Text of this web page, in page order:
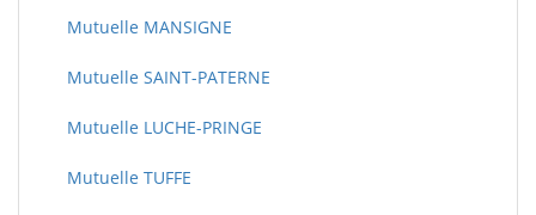
Mutuelle MANSIGNE
Mutuelle SAINT-PATERNE
Mutuelle LUCHE-PRINGE
Mutuelle TUFFE